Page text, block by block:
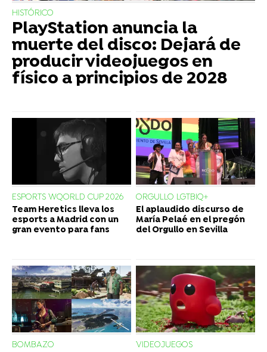
HISTÓRICO
PlayStation anuncia la
muerte del disco: Dejará de
producir videojuegos en
físico a principios de 2028
ESPORTS WQORLD CUP 2026
Team Heretics lleva los
esports a Madrid con un
gran evento para fans
ORGULLO LGTBIQ+
El aplaudido discurso de
María Pelaé en el pregón
del Orgullo en Sevilla
BOMBAZO
VIDEOJUEGOS